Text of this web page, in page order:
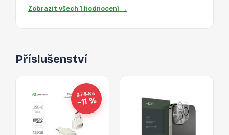
Zobrazit všech 1 hodnocení →
Příslušenství
275 Kč
−11 %